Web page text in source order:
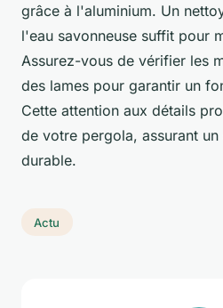
grâce à l'aluminium. Un
l'eau savonneuse suffit pour
Assurez-vous de vérifier les
des lames pour garantir un
Cette attention aux détails
de votre pergola, assurant
durable.
Actu